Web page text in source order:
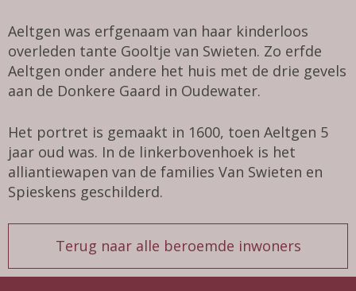
Aeltgen was erfgenaam van haar kinderloos
overleden tante Gooltje van Swieten. Zo erfde
Aeltgen onder andere het huis met de drie gevels
aan de Donkere Gaard in Oudewater.
Het portret is gemaakt in 1600, toen Aeltgen 5
jaar oud was. In de linkerbovenhoek is het
alliantiewapen van de families Van Swieten en
Spieskens geschilderd.
Terug naar alle beroemde inwoners